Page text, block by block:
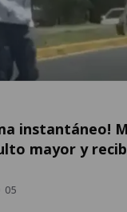
instantáneo!
mayor y
05